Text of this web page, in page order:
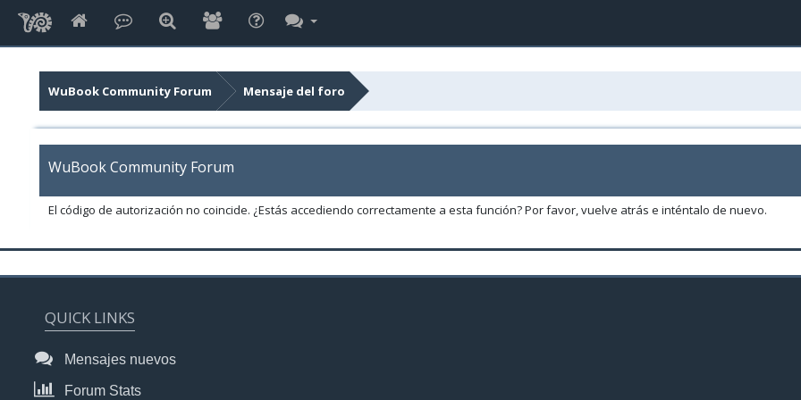
WuBook Community Forum Mensaje del foro
WuBook Community Forum
El código de autorización no coincide. ¿Estás accediendo correctamente a esta función? Por favor, vuelve atrás e inténtalo de nuevo.
QUICK LINKS
Mensajes nuevos
Forum Stats